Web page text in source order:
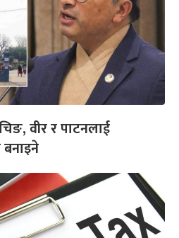
वीर र पाटनलाई
बनाइने